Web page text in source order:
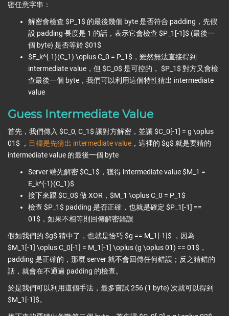
密任意字串：
解密會檢查 $P_1$ 的最後幾個 byte 是否符合 padding，先假
設 padding 長度是 1 的話，表示它會檢查 $P_1[-1]$ (最後一
個 byte) 是否等於 $01$
$E_k^{-1}(C_1) \oplus C_0 = P_1$，雖然無法直接得到
intermediate value，但 $C_0$ 是可控的， $P_1$ 對方又會檢
查最後一個 byte，我們可以利用這個特性猜出 intermediate
value
Guess Intermediate Value
首先，我們傳入 $C_0, C_1$ 讓對方解密，並讓 $C_0[-1] = g \oplus
01$ ， 目標是先猜出 intermediate value ，這裡的 $g$ 就是要猜的
intermediate value 的最後一個 byte
Server 端先解密 $C_1$，獲得 intermediate value $M_1 =
E_k^{-1}(C_1)$
接下來跟 $C_0$ 做 XOR，$M_1 \oplus C_0 = P_1$
檢查 $P_1$ padding 是否正確，也就是確定 $P_1[-1] ==
01$，如果不相等則回傳解密錯誤
假如我們的 $g$ 猜中了，也就是恰巧 $g == M_1[-1]$ ，因為
$M_1[-1] \oplus C_0[-1] = M_1[-1] \oplus (g \oplus 01) == 01$，
padding 是正確的，那麼 server 就不會回傳任何錯誤；反之猜錯的
話，就會在不通過 padding 的檢查。
於是我們可以利用這個手法，最多嘗試 256 (1 byte) 次就可以得到
$M_1[-1]$。